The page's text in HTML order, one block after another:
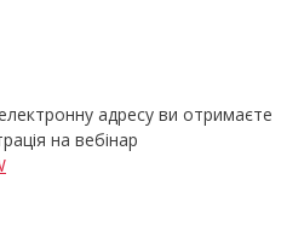
адресу ви отримаєте
на вебінар